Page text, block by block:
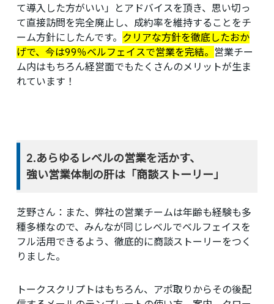
て導入した方がいい」とアドバイスを頂き、思い切っ
て直接訪問を完全廃止し、成約率を維持することをチ
ーム方針にしたんです。 クリアな方針を徹底したおか
げで、今は99％ベルフェイスで営業を完結。 営業チー
ム内はもちろん経営面でもたくさんのメリットが生ま
れています！
2.あらゆるレベルの営業を活かす、
強い営業体制の肝は「商談ストーリー」
芝野さん： また、弊社の営業チームは年齢も経験も多
種多様なので、みんなが同じレベルでベルフェイスを
フル活用できるよう、徹底的に商談ストーリーをつく
りました。
トークスクリプトはもちろん、アポ取りからその後配